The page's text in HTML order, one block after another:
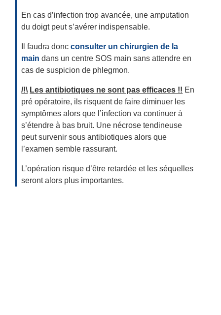
En cas d’infection trop avancée, une amputation
du doigt peut s’avérer indispensable.
Il faudra doncconsulter un chirurgien de la
main dans un centre SOS main sans attendre en
cas de suspicion de phlegmon.
/!\ Les antibiotiques ne sont pas efficaces !! En
pré opératoire, ils risquent de faire diminuer les
symptômes alors que l’infection va continuer à
s’étendre à bas bruit. Une nécrose tendineuse
peut survenir sous antibiotiques alors que
l’examen semble rassurant.
L’opération risque d’être retardée et les séquelles
seront alors plus importantes.